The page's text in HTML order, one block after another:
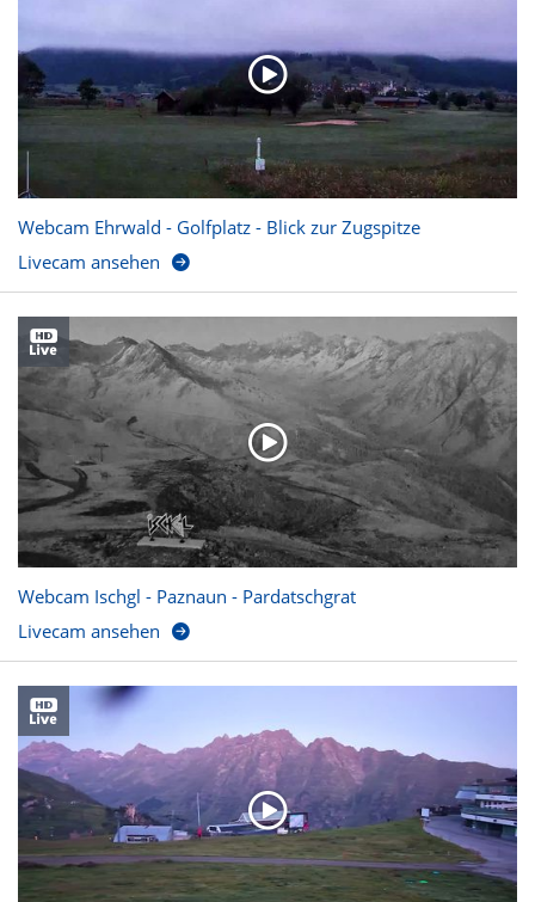
Webcam Ehrwald - Golfplatz - Blick zur Zugspitze
Livecam ansehen
Webcam Ischgl - Paznaun - Pardatschgrat
Livecam ansehen